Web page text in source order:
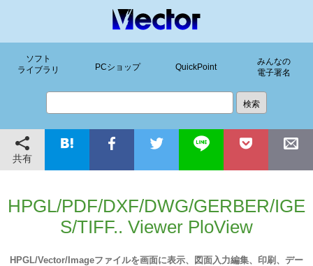
ソフト
ライブラリ
PCショップ QuickPoint
みんなの
電子署名
共有
HPGL/PDF/DXF/DWG/GERBER/IGE
S/TIFF.. Viewer PloView
HPGL/Vector/Imageファイルを画面に表示、図面入力編集、印刷、デー